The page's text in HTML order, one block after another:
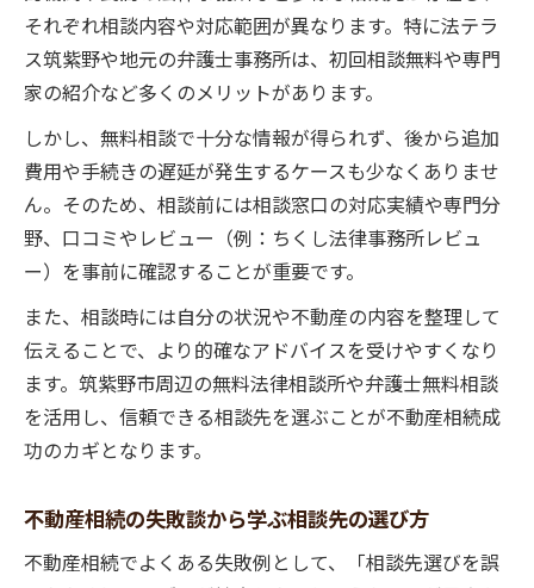
の魅力
不動産相続のトラブルを防ぐ相談先の活用
法
無料法律相談を効果的に使う不動産相続の
ポイント
不動産相続で役立つ筑紫野市の相談窓口一
覧
契約や賃貸トラブルと相続のリスク回避法
不動産相続時の賃貸トラブルを未然に防ぐ
方法
契約時に注意すべき不動産相続の落とし穴
解説
賃貸トラブルと不動産相続リスクの関係を
不動産相続における契約トラブル相談の重
要性
それぞれ相談内容や対応範囲が異なります。特に法テラ
ス筑紫野や地元の弁護士事務所は、初回相談無料や専門
家の紹介など多くのメリットがあります。
しかし、無料相談で十分な情報が得られず、後から追加
費用や手続きの遅延が発生するケースも少なくありませ
ん。そのため、相談前には相談窓口の対応実績や専門分
野、口コミやレビュー（例：ちくし法律事務所レビュ
ー）を事前に確認することが重要です。
また、相談時には自分の状況や不動産の内容を整理して
伝えることで、より的確なアドバイスを受けやすくなり
ます。筑紫野市周辺の無料法律相談所や弁護士無料相談
を活用し、信頼できる相談先を選ぶことが不動産相続成
功のカギとなります。
不動産相続の失敗談から学ぶ相談先の選び方
不動産相続でよくある失敗例として、「相談先選びを誤